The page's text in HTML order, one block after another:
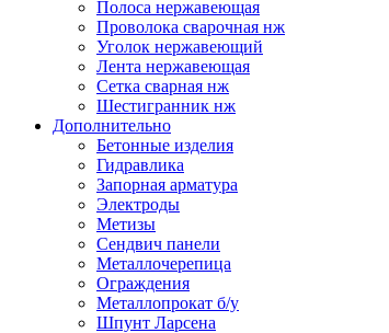
Полоса нержавеющая
Проволока сварочная нж
Уголок нержавеющий
Лента нержавеющая
Сетка сварная нж
Шестигранник нж
Дополнительно
Бетонные изделия
Гидравлика
Запорная арматура
Электроды
Метизы
Сендвич панели
Металлочерепица
Ограждения
Металлопрокат б/у
Шпунт Ларсена